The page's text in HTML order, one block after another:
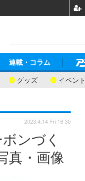
グッズ イベント
連載・コラム
ンづく
真・画像
2023.4.14 Fri 16:30